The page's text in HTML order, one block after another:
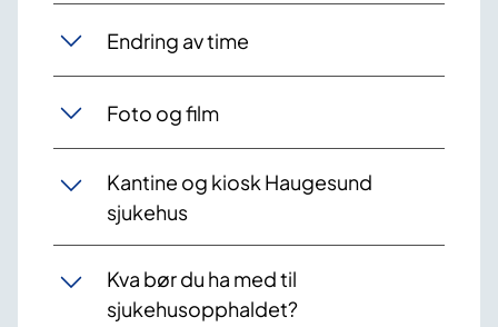
Endring av time
Foto og film
Kantine og kiosk Haugesund
sjukehus
Kva bør du ha med til
sjukehusopphaldet?